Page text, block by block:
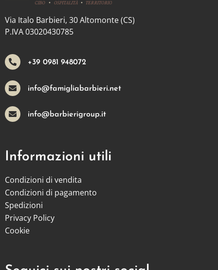
Via Italo Barbieri, 30 Altomonte (CS)
P.IVA 03020430785
+39 0981 948072
info@famigliabarbieri.net
info@barbierigroup.it
Informazioni utili
Condizioni di vendita
Condizioni di pagamento
Spedizioni
Privacy Policy
Cookie